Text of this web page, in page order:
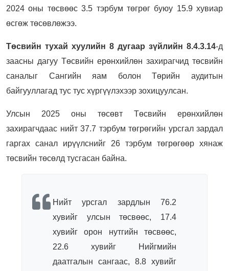
2024 оны төсвөөс 3.5 тэрбум төгрөг буюу 15.9 хувиар
өсгөж төсөвлөжээ.
Төсвийн тухай хуулийн 8 дугаар зүйлийн 8.4.3.14-д
заасны дагуу Төсвийн ерөнхийлөн захирагчид төсвийн
саналыг Сангийн яам болон Төрийн аудитын
байгууллагад тус тус хүргүүлэхээр зохицуулсан.
Улсын 2025 оны төсөвт Төсвийн ерөнхийлөн
захирагчдаас нийт 37.7 тэрбум төгрөгийн урсгал зардал
гаргах санал ирүүлснийг 26 тэрбум төгрөгөөр хянаж
төсвийн төсөлд тусгасан байна.
Нийт урсгал зардлын 76.2
хувийг улсын төсвөөс, 17.4
хувийг орон нутгийн төсвөөс,
22.6 хувийг Нийгмийн
даатгалын сангаас, 8.8 хувийг